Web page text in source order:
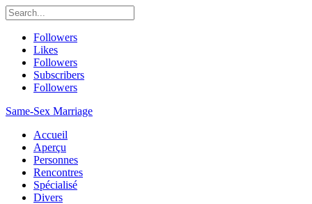
Followers
Likes
Followers
Subscribers
Followers
Same-Sex Marriage
Accueil
Aperçu
Personnes
Rencontres
Spécialisé
Divers